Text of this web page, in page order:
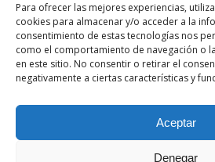
Para ofrecer las mejores experiencias,
cookies para almacenar y/o acceder a la
consentimiento de estas tecnologías nos
como el comportamiento de navegación o
en este sitio. No consentir o retirar el
negativamente a ciertas características y
Aceptar
Denegar
Podcast de
Radio
. Los